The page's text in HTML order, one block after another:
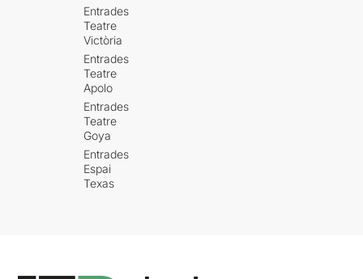
Entrades
Teatre
Victòria
Entrades
Teatre
Apolo
Entrades
Teatre
Goya
Entrades
Espai
Texas